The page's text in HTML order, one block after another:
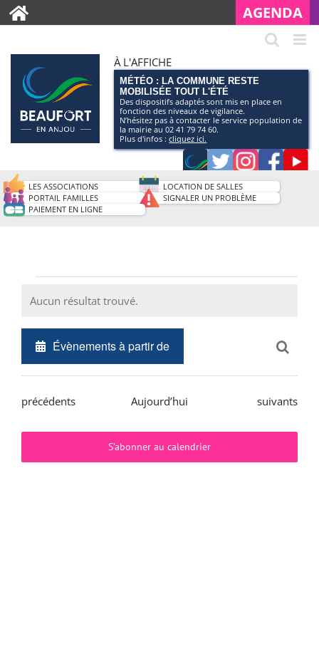
AGENDA
À L'AFFICHE
MÉTÉO : LA COMMUNE RESTE
MOBILISÉE TOUT L'ÉTÉ
Des dispositifs adaptés sont mis en place en
fonction des niveaux de vigilance.
N’hésitez pas à contacter le service population de
la mairie au 02 41 79 74 60.
Plus d'infos :cliquez ici.
Application
smartphone
de
TwitterInstagram
LES ASSOCIATIONS
LOCATION DE SALLES
PORTAIL FAMILLES
SIGNALER UN PROBLÈME
PAIEMENT EN LIGNE
Notice
Aucun résultat trouvé.
et
date.
Évènements
précédents Aujourd’hui Évènements
suivants
S’abonner au calendrier